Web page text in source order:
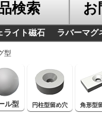
検索 お
ライト磁石 ラバーマグ
型
ル型 円柱型留め穴 角形型